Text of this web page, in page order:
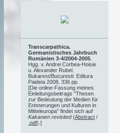
Transcarpathica.
Germanistisches Jahrbuch
Rumänien 3-4/2004-2005
Hgg. v. Andrei Corbea-Hoisie
u. Alexander Rubel.
Bukarest/Bucuresti: Editura
Paideia 2008, 336 pp.
[Die online-Fassung meines
Einleitungsbeitrags "Thesen
zur Bedeutung der Medien für
Erinnerungen und Kulturen in
Mitteleuropa" findet sich auf
Kakanien revisited(Abstract /
.pdf).]